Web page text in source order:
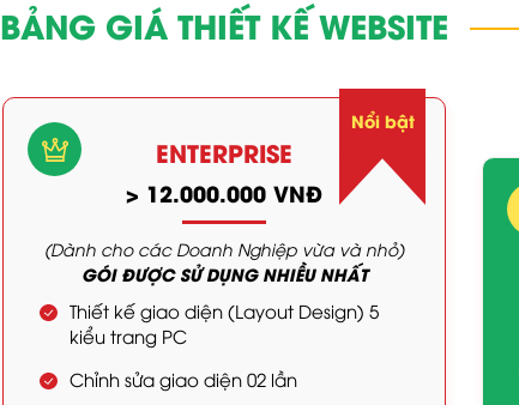
BẢNG GIÁ THIẾT KẾ WEBSITE
Nổi bật
ENTERPRISE
> 12.000.000 VNĐ
(Dành cho các Doanh Nghiệp vừa và nhỏ)
GÓI ĐƯỢC SỬ DỤNG NHIỀU NHẤT
Thiết kế giao diện (Layout Design) 5
kiểu trang PC
Chỉnh sửa giao diện 02 lần